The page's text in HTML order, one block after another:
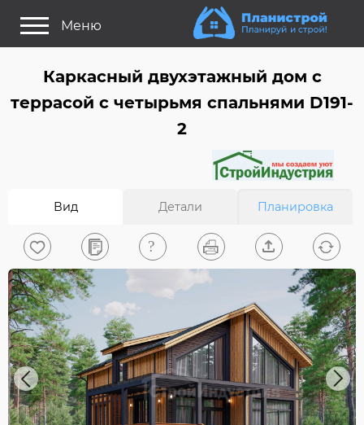
Меню
Как выбрать планировку?
На главную
0
Вход/Регистрация
Каркасный двухэтажный дом c
террасой с четырьмя спальнями D191-
2
Вид Детали Планировка
Previous Next